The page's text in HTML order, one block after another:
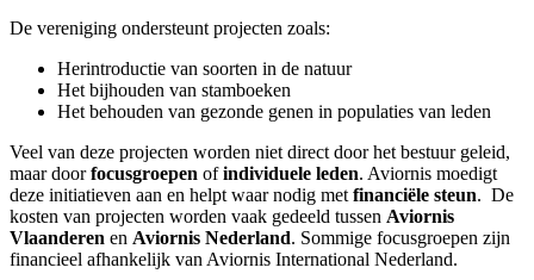
De vereniging ondersteunt projecten zoals:
Herintroductie van soorten in de natuur
Het bijhouden van stamboeken
Het behouden van gezonde genen in populaties van leden
Veel van deze projecten worden niet direct door het bestuur geleid,
maar doorfocusgroepen ofindividuele leden. Aviornis moedigt
deze initiatieven aan en helpt waar nodig met financiële steun. De
kosten van projecten worden vaak gedeeld tussen Aviornis
Vlaanderen en Aviornis Nederland. Sommige focusgroepen zijn
financieel afhankelijk van Aviornis International Nederland.